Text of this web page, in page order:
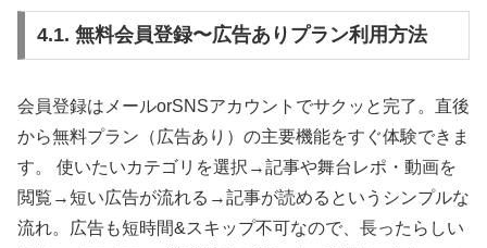
4.1. 無料会員登録〜広告ありプラン利用方法
会員登録はメールorSNSアカウントでサクッと完了。直後
から無料プラン（広告あり）の主要機能をすぐ体験できま
す。 使いたいカテゴリを選択→記事や舞台レポ・動画を
閲覧→短い広告が流れる→記事が読めるというシンプルな
流れ。広告も短時間&スキップ不可なので、長ったらしい